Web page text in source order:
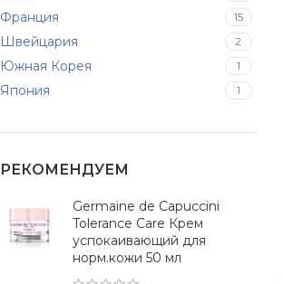
Франция 15
Швейцария 2
Южная Корея 1
Япония 1
РЕКОМЕНДУЕМ
Germaine de Capuccini
Tolerance Care Крем
успокаивающий для
норм.кожи 50 мл